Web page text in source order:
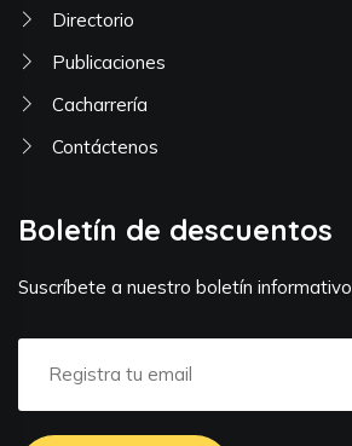
Directorio
Publicaciones
Cacharrería
Contáctenos
Boletín de descuentos
Suscríbete a nuestro boletín informativo